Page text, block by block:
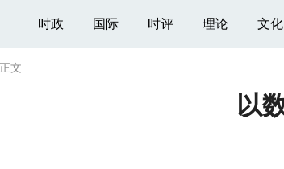
时政 国际 时评 理论 文化
正文
以